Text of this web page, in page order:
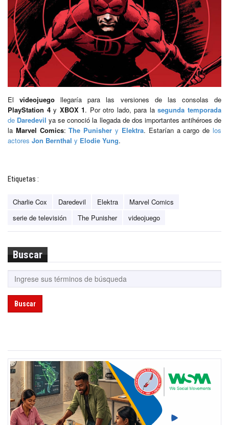
Elvideojuego llegaría para las versiones de las consolas de
PlayStation 4y XBOX 1. Por otro lado, para lasegunda temporada
de Daredevil ya se conoció la llegada de dos importantes antihéroes de
la Marvel Comics:The Punisher y Elektra. Estarían a cargo de los
actores Jon Bernthal y Elodie Yung.
Etiquetas :
Charlie Cox Daredevil Elektra
Marvel Comics
serie de televisión
The Punisher videojuego
Buscar
Buscar